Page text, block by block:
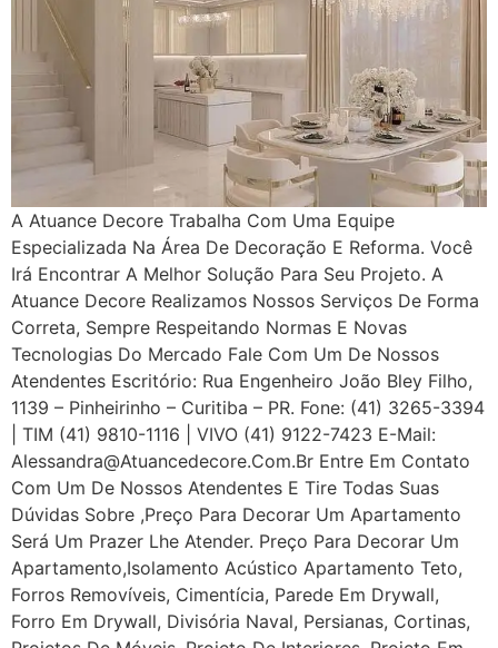
A Atuance Decore Trabalha Com Uma Equipe
Especializada Na Área De Decoração E Reforma. Você
Irá Encontrar A Melhor Solução Para Seu Projeto. A
Atuance Decore Realizamos Nossos Serviços De Forma
Correta, Sempre Respeitando Normas E Novas
Tecnologias Do Mercado Fale Com Um De Nossos
Atendentes Escritório: Rua Engenheiro João Bley Filho,
1139 – Pinheirinho – Curitiba – PR. Fone: (41) 3265-3394
| TIM (41) 9810-1116 | VIVO (41) 9122-7423 E-Mail:
Alessandra@atuancedecore.com.br Entre Em Contato
Com Um De Nossos Atendentes E Tire Todas Suas
Dúvidas Sobre ,Preço Para Decorar Um Apartamento
Será Um Prazer Lhe Atender. Preço Para Decorar Um
Apartamento,Isolamento Acústico Apartamento Teto,
Forros Removíveis, Cimentícia, Parede Em Drywall,
Forro Em Drywall, Divisória Naval, Persianas, Cortinas,